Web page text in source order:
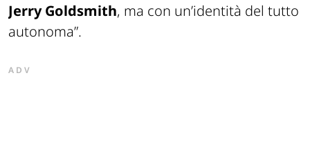
Jerry Goldsmith, ma con un’identità del tutto
autonoma”.
ADV